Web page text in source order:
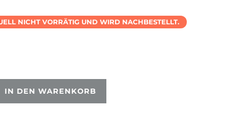
NICHT VORRÄTIG UND WIRD NACHBESTELLT.
IN DEN WARENKORB